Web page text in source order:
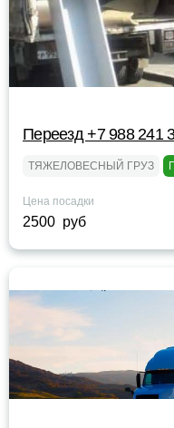
Переезд +7 988 241
ТЯЖЕЛОВЕСНЫЙ ГРУЗ
Цена посадки
2500 руб